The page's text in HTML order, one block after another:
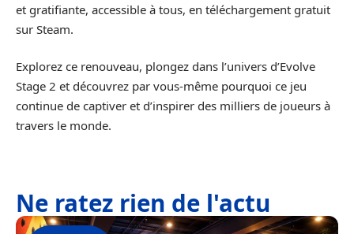
et gratifiante, accessible à tous, en téléchargement gratuit
sur Steam.
Explorez ce renouveau, plongez dans l’univers d’Evolve
Stage 2 et découvrez par vous-même pourquoi ce jeu
continue de captiver et d’inspirer des milliers de joueurs à
travers le monde.
Ne ratez rien de l'actu